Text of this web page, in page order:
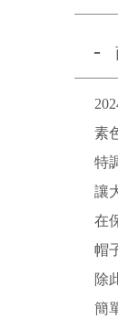
素
特
讓
在
帽
除
簡